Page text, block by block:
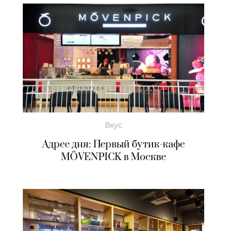
Вкус
Адрес дня: Первый бутик-кафе
MÖVENPICK в Москве